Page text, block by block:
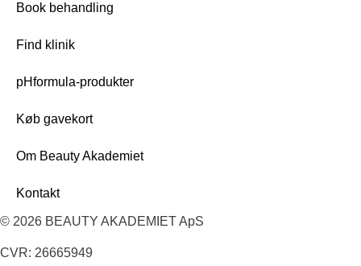
Book behandling
Find klinik
pHformula-produkter
Køb gavekort
Om Beauty Akademiet
Kontakt
© 2026 BEAUTY AKADEMIET ApS
CVR: 26665949